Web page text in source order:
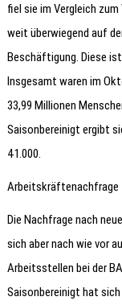
fiel sie im Vergleich
weit überwiegend auf
Beschäftigung. Diese
Insgesamt waren im
33,99 Millionen
Saisonbereinigt ergibt
41.000.
Arbeitskräftenachfrage
Die Nachfrage nach
sich aber nach wie vor
Arbeitsstellen bei der
Saisonbereinigt hat